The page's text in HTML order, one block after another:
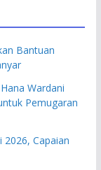
Bantuan
Wardani
Pemugaran
2026, Capaian